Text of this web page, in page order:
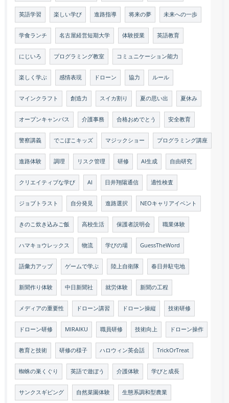
英語学習 楽しい学び 進路指導 将来の夢 未来への一歩
学食ランチ 名古屋経営短期大学 体験授業 英語教育
にじいろ プログラミング教室 コミュニケーション能力
楽しく学ぶ 感情表現 ドローン 協力 ルール
マインクラフト 創造力 スイカ割り 夏の思い出 夏休み
オープンキャンパス 介護事務 合格おめでとう 安全教育
警察講義 でこぼこキッズ マジックショー プログラミング講座
進路体験 調理 リスク管理 研修 AI生成 自由研究
クリエイティブな学び AI 日井翔陽通信 適性検査
ジョブトラスト 自分発見 進路選択 NEOキャリアイベント
きのこ炊き込みご飯 高校生活 保護者説明会 職業体験
ハマキョウレックス 物流 学びの場 GuessTheWord
語彙力アップ ゲームで学ぶ 陸上自衛隊 春日井駐屯地
新聞作り体験 中日新聞社 就労体験 新聞の工程
メディアの重要性 ドローン講習 ドローン操縦 技術研修
ドローン研修 MIRAIKU 職員研修 技術向上 ドローン操作
教育と技術 研修の様子 ハロウィン英会話 TrickOrTreat
蜘蛛の巣くぐり 英語で遊ぼう 介護体験 学びと成長
サンクスギビング 自然菜園体験 生態系調和型農業